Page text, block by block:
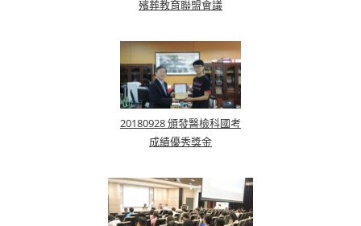
殯葬教育聯盟會議
20180928 頒發醫檢科國考
成績優秀獎金